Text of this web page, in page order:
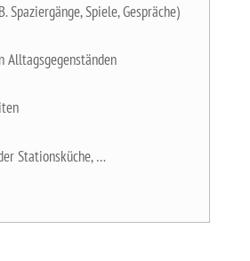
Spaziergänge, Spiele, Gespräche)
Alltagsgegenständen
Stationsküche, …